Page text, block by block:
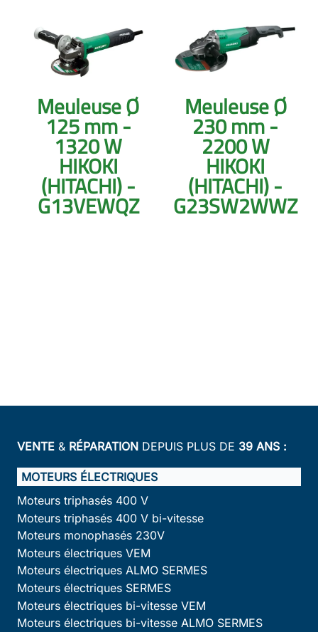
Meuleuse Ø
125 mm -
1320 W
HIKOKI
(HITACHI) -
G13VEWQZ
Meuleuse Ø
230 mm -
2200 W
HIKOKI
(HITACHI) -
G23SW2WWZ
VENTE & RÉPARATION DEPUIS PLUS DE 39 ANS :
MOTEURS ÉLECTRIQUES
Moteurs triphasés 400 V
Moteurs triphasés 400 V bi-vitesse
Moteurs monophasés 230V
Moteurs électriques VEM
Moteurs électriques ALMO SERMES
Moteurs électriques SERMES
Moteurs électriques bi-vitesse VEM
Moteurs électriques bi-vitesse ALMO SERMES